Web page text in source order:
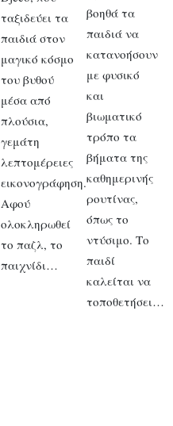
ταξιδεύει τα
παιδιά στον
μαγικό κόσμο
του βυθού
μέσα από
πλούσια,
γεμάτη
λεπτομέρειες
εικονογράφηση.
Αφού
ολοκληρωθεί
το παζλ, το
παιχνίδι…
βοηθά τα
παιδιά να
κατανοήσουν
με φυσικό
και
βιωματικό
τρόπο τα
βήματα της
καθημερινής
ρουτίνας,
όπως το
ντύσιμο. Το
παιδί
καλείται να
τοποθετήσει…